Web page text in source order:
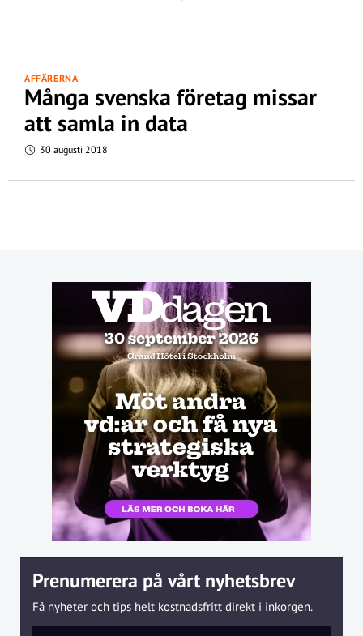
AFFÄRERNA
Många svenska företag missar
att samla in data
30 augusti 2018
Prenumerera på vårt nyhetsbrev
Få nyheter och tips helt kostnadsfritt direkt i inkorgen.